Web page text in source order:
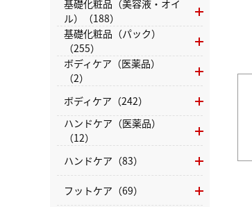
基礎化粧品（美容液・オイ
ル）（188）
基礎化粧品（パック）
（255）
ボディケア（医薬品）
（2）
ボディケア（242）
ハンドケア（医薬品）
（12）
ハンドケア（83）
フットケア（69）